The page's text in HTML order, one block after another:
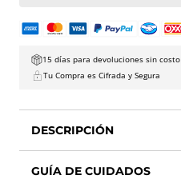
15 días para devoluciones sin costo
Tu Compra es Cifrada y Segura
DESCRIPCIÓN
GUÍA DE CUIDADOS